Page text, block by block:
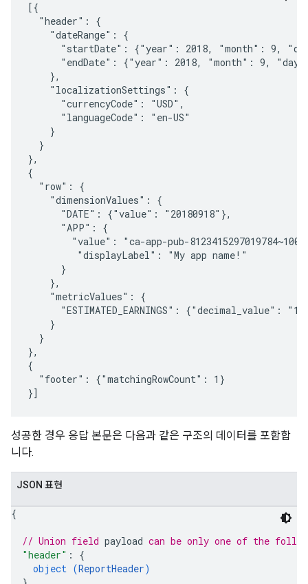
[{
  "header": {
    "dateRange": {
"startDate": {"year": 2018, "month": 9,
"endDate": {"year": 2018, "month": 9,
    },
    "localizationSettings": {
      "currencyCode": "USD",
      "languageCode": "en-US"
    }
  }
},
{
  "row": {
    "dimensionValues": {
      "DATE": {"value": "20180918"},
      "APP": {
"value": "ca-app-pub-
         "displayLabel": "My app name!"
      }
    },
    "metricValues": {
"ESTIMATED_EARNINGS": {"decimal_value":
    }
  }
},
{
  "footer": {"matchingRowCount": 1}
성공한 경우 응답 본문은 다음과 같은 구조의 데이터를 포함합
니다.
JSON 표현
{
// Union field payload can be only one of the
"header" : {
object (ReportHeader)